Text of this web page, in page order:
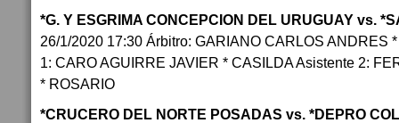
*G. Y ESGRIMA CONCEPCION DEL URUGUAY vs.
26/1/2020 17:30 Árbitro: GARIANO CARLOS ANDRES
1: CARO AGUIRRE JAVIER * CASILDA Asistente 2:
* ROSARIO
*CRUCERO DEL NORTE POSADAS vs. *DEPRO